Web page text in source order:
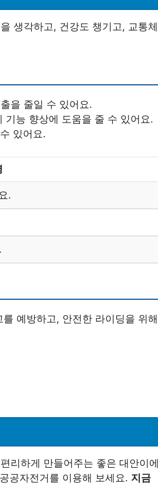
생각하고, 건강도 챙기고, 교통체
을 줄일 수 있어요.
기능 향상에 도움을 줄 수 있어요.
있어요.
.
예방하고, 안전한 라이딩을 위해
리하게 만들어주는 좋은 대안이에
공자전거를 이용해 보세요. 지금